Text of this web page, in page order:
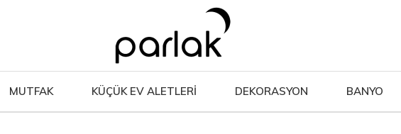
MUTFAK KÜÇÜK EV ALETLERİ DEKORASYON BANYO